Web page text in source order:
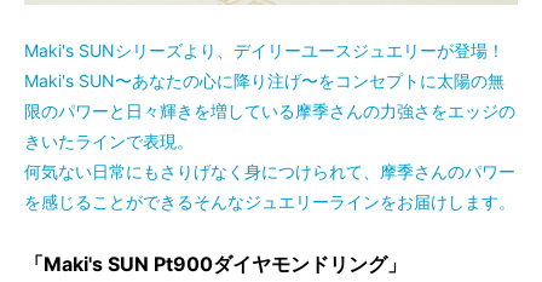
253,000円(税込)
K18YG(イエロー)
297,000円(税込)
PT900(ホワイト)
Maki's SUNシリーズより、デイリーユースジュエリーが登場！
Maki's SUN〜あなたの心に降り注げ〜をコンセプトに太陽の無
限のパワーと日々輝きを増している摩季さんの力強さをエッジの
きいたラインで表現。
何気ない日常にもさりげなく身につけられて、摩季さんのパワー
を感じることができるそんなジュエリーラインをお届けします。
「Maki's SUN Pt900ダイヤモンドリング」